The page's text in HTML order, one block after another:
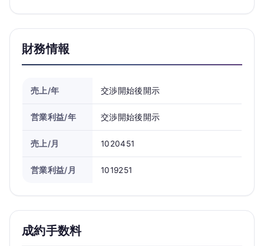
財務情報
売上/年 交渉開始後開示
営業利益/年 交渉開始後開示
売上/月 1020451
営業利益/月 1019251
成約手数料